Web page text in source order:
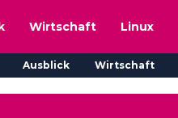
Wirtschaft Linux
Ausblick Wirtschaft